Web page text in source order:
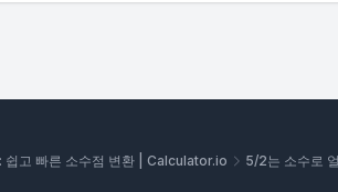
쉽고 빠른 소수점 변환 | Calculator.io 5/2는 소수로